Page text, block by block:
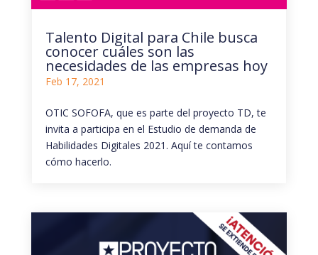
Talento Digital para Chile busca
conocer cuáles son las
necesidades de las empresas hoy
Feb 17, 2021
OTIC SOFOFA, que es parte del proyecto TD, te
invita a participa en el Estudio de demanda de
Habilidades Digitales 2021. Aquí te contamos
cómo hacerlo.